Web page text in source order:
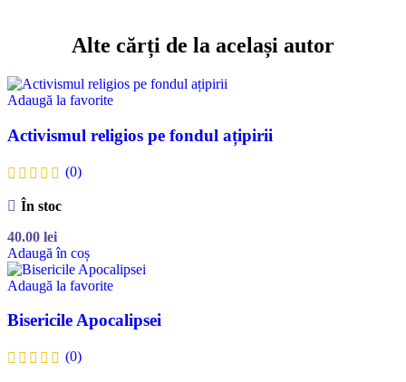
Alte cărți de la același autor
Adaugă la favorite
Activismul religios pe fondul ațipirii
(0)
În stoc
40.00 lei
Adaugă în coș
Adaugă la favorite
Bisericile Apocalipsei
(0)